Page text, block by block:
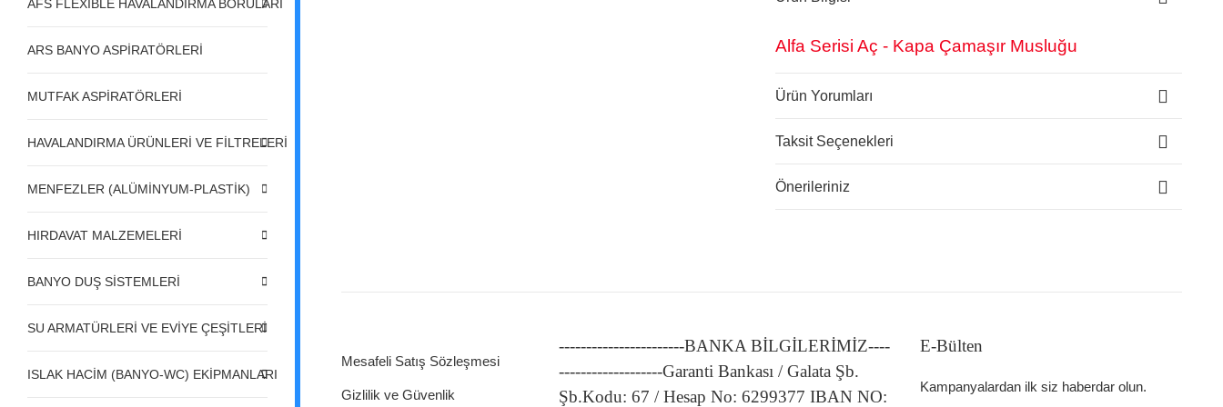
AFS FLEXIBLE HAVALANDIRMA BORULARI
ARS BANYO ASPİRATÖRLERİ
MUTFAK ASPİRATÖRLERİ
HAVALANDIRMA ÜRÜNLERİ VE FİLTRELERİ
MENFEZLER (ALÜMİNYUM-PLASTİK)
HIRDAVAT MALZEMELERİ
BANYO DUŞ SİSTEMLERİ
SU ARMATÜRLERİ VE EVİYE ÇEŞİTLERİ
ISLAK HACİM (BANYO-WC) EKİPMANLARI
Alfa Serisi Aç - Kapa Çamaşır Musluğu
Ürün Yorumları
Taksit Seçenekleri
Önerileriniz
Mesafeli Satış Sözleşmesi
Gizlilik ve Güvenlik
-----------------------BANKA BİLGİLERİMİZ----
-------------------Garanti Bankası / Galata Şb.
Şb.Kodu: 67 / Hesap No: 6299377 IBAN NO:
E-Bülten
Kampanyalardan ilk siz haberdar olun.